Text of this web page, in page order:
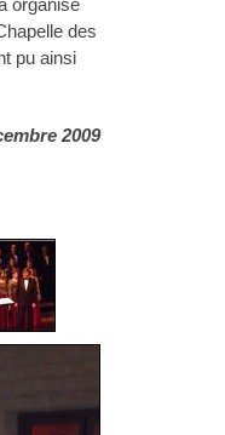
organisé
des
pu ainsi
2009